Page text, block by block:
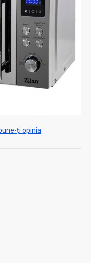
ţi opinia